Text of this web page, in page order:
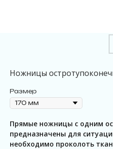
Ножницы
Размер
Прямые ножницы с одним
предназначены для
необходимо проколоть